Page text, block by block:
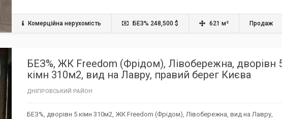
Комерційна нерухомість БЕЗ% 248,500 $ 621 м² Продаж
БЕЗ%, ЖК Freedom (Фрідом), Лівобережна, дворівн
кімн 310м2, вид на Лавру, правий берег Києва
ДНІПРОВСЬКИЙ РАЙОН
БЕЗ%, дворівн 5 кімн 310м2, ЖК Freedom (Фрідом), Лівобережна, вид на Лавру,